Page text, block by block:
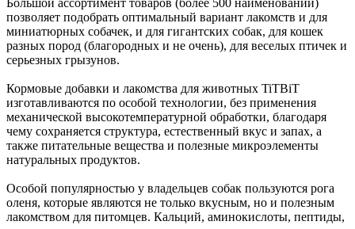
позволяет подобрать оптимальный вариант лакомств и для
миниатюрных собачек, и для гигантских собак, для кошек
разных пород (благородных и не очень), для веселых птичек и
серьезных грызунов.
Кормовые добавки и лакомства для животных TiTBiT
изготавливаются по особой технологии, без применения
механической высокотемпературной обработки, благодаря
чему сохраняется структура, естественный вкус и запах, а
также питательные вещества и полезные микроэлементы
натуральных продуктов.
Особой популярностью у владельцев собак пользуются рога
оленя, которые являются не только вкусным, но и полезным
лакомством для питомцев. Кальций, аминокислоты, пептиды,